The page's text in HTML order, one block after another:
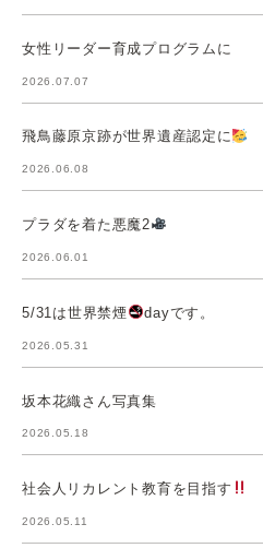
女性リーダー育成プログラムに
2026.07.07
飛鳥藤原京跡が世界遺産認定に
2026.06.08
プラダを着た悪魔2
2026.06.01
5/31は世界禁煙 dayです。
2026.05.31
坂本花織さん写真集
2026.05.18
社会人リカレント教育を目指す
2026.05.11